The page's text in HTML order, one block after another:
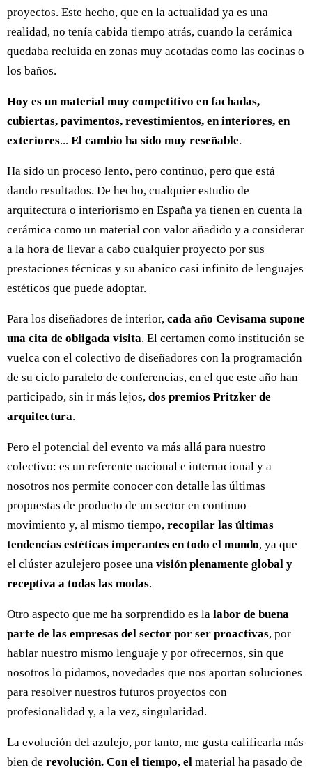
proyectos. Este hecho, que en la actualidad ya es una
realidad, no tenía cabida tiempo atrás, cuando la cerámica
quedaba recluida en zonas muy acotadas como las cocinas o
los baños.
Hoy es un material muy competitivo en fachadas,
cubiertas, pavimentos, revestimientos, en interiores, en
exteriores... El cambio ha sido muy reseñable.
Ha sido un proceso lento, pero continuo, pero que está
dando resultados. De hecho, cualquier estudio de
arquitectura o interiorismo en España ya tienen en cuenta la
cerámica como un material con valor añadido y a considerar
a la hora de llevar a cabo cualquier proyecto por sus
prestaciones técnicas y su abanico casi infinito de lenguajes
estéticos que puede adoptar.
Para los diseñadores de interior, cada año Cevisama supone
una cita de obligada visita. El certamen como institución se
vuelca con el colectivo de diseñadores con la programación
de su ciclo paralelo de conferencias, en el que este año han
participado, sin ir más lejos, dos premios Pritzker de
arquitectura.
Pero el potencial del evento va más allá para nuestro
colectivo: es un referente nacional e internacional y a
nosotros nos permite conocer con detalle las últimas
propuestas de producto de un sector en continuo
movimiento y, al mismo tiempo, recopilar las últimas
tendencias estéticas imperantes en todo el mundo, ya que
el clúster azulejero posee una visión plenamente global y
receptiva a todas las modas.
Otro aspecto que me ha sorprendido es la labor de buena
parte de las empresas del sector por ser proactivas, por
hablar nuestro mismo lenguaje y por ofrecernos, sin que
nosotros lo pidamos, novedades que nos aportan soluciones
para resolver nuestros futuros proyectos con
profesionalidad y, a la vez, singularidad.
La evolución del azulejo, por tanto, me gusta calificarla más
bien de revolución. Con el tiempo, el material ha pasado de